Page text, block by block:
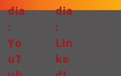
dia
:
Yo
uT
dia
:
Lin
ke